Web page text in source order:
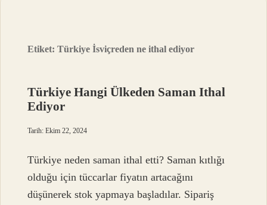
Etiket:Türkiye İsviçreden ne ithal ediyor
Türkiye Hangi Ülkeden Saman Ithal
Ediyor
Tarih: Ekim 22, 2024
Türkiye neden saman ithal etti? Saman kıtlığı
olduğu için tüccarlar fiyatın artacağını
düşünerek stok yapmaya başladılar. Sipariş